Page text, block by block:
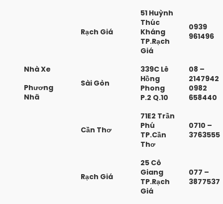
Rạch Giá
51 Huỳnh
Thúc
Kháng
TP.Rạch
Giá
0939
961496
Nhà Xe
Sài Gòn
339C Lê
Hồng
Phong
P.2 Q.10
08 –
2147942
0982
658440
Phương
Nhã
Cần Thơ
71E2 Trần
Phú
TP.Cần
Thơ
0710 –
3763555
Rạch Giá
25 Cô
Giang
TP.Rạch
Giá
077 –
3877537